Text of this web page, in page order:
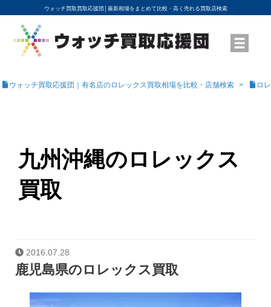
ウォッチ買取買取応援団│ 最新相場をまとめて比較・高く売れる買取店検索
YouTubeで動画を公開中
ROLEXモデル名から買取相場を調べる
高級時計ブランド名から買取相場を調べる
地域から買取店を探す
店舗名から買取店を探す
ブランド時計を高く売る方法
買取査定を依頼する
ウォッチ買取応援団｜有名店のロレックス買取相場を比較・店舗検索 ロ
九州沖縄のロレックス
買取
2016.07.28
鹿児島県のロレックス買取